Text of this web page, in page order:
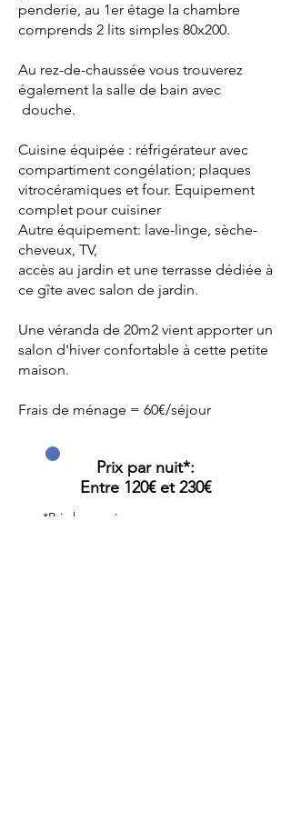
penderie, au 1er étage la chambre
comprends 2 lits simples 80x200.
Au rez-de-chaussée vous trouverez
également la salle de bain avec
douche.
Cuisine équipée : réfrigérateur avec
compartiment congélation; plaques
vitrocéramiques et four. Equipement
complet pour cuisiner
Autre équipement: lave-linge, sèche-
cheveux, TV,
accès au jardin et une terrasse dédiée à
ce gîte avec salon de jardin.
Une véranda de 20m2 vient apporter un
salon d'hiver confortable à cette petite
maison.
Frais de ménage = 60€/séjour
Prix par nuit*:
Entre 120€ et 230€
*Prix hors ménage.